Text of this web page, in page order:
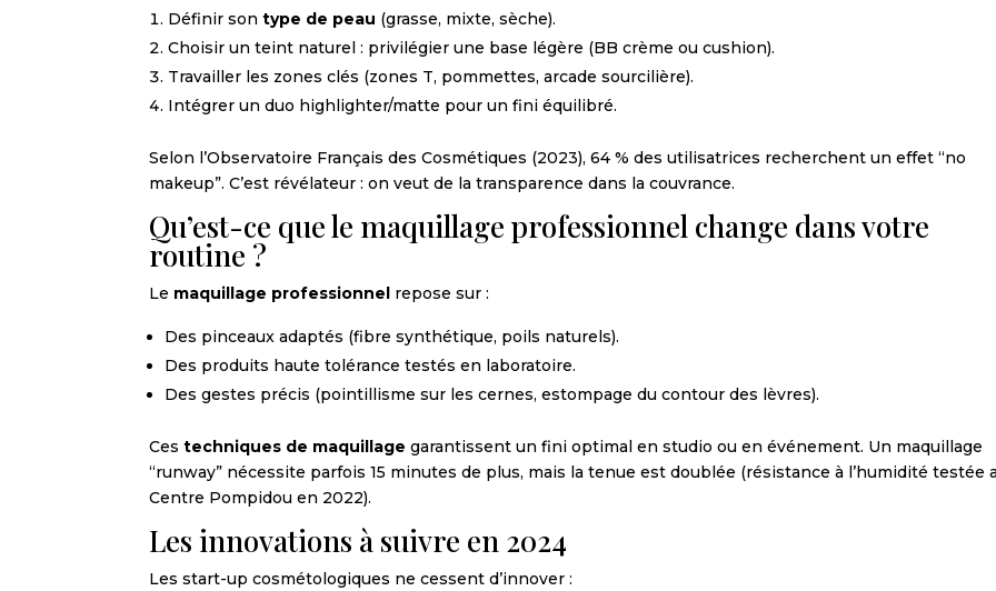
Définir sontype de peau (grasse, mixte, sèche).
Choisir un teint naturel : privilégier une base légère (BB crème ou cushion).
Travailler les zones clés (zones T, pommettes, arcade sourcilière).
Intégrer un duo highlighter/matte pour un fini équilibré.
Selon l’Observatoire Français des Cosmétiques (2023), 64 % des utilisatrices recherchent un effet “no
makeup”. C’est révélateur : on veut de la transparence dans la couvrance.
Qu’est-ce que le maquillage professionnel change dans votre
routine ?
Le maquillage professionnel repose sur :
Des pinceaux adaptés (fibre synthétique, poils naturels).
Des produits haute tolérance testés en laboratoire.
Des gestes précis (pointillisme sur les cernes, estompage du contour des lèvres).
Cestechniques de maquillage garantissent un fini optimal en studio ou en événement. Un maquillage
“runway” nécessite parfois 15 minutes de plus, mais la tenue est doublée (résistance à l’humidité testée
Centre Pompidou en 2022).
Les innovations à suivre en 2024
Les start-up cosmétologiques ne cessent d’innover :